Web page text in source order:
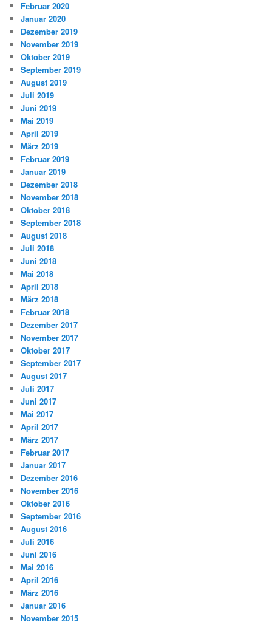
Februar 2020
Januar 2020
Dezember 2019
November 2019
Oktober 2019
September 2019
August 2019
Juli 2019
Juni 2019
Mai 2019
April 2019
März 2019
Februar 2019
Januar 2019
Dezember 2018
November 2018
Oktober 2018
September 2018
August 2018
Juli 2018
Juni 2018
Mai 2018
April 2018
März 2018
Februar 2018
Dezember 2017
November 2017
Oktober 2017
September 2017
August 2017
Juli 2017
Juni 2017
Mai 2017
April 2017
März 2017
Februar 2017
Januar 2017
Dezember 2016
November 2016
Oktober 2016
September 2016
August 2016
Juli 2016
Juni 2016
Mai 2016
April 2016
März 2016
Januar 2016
November 2015